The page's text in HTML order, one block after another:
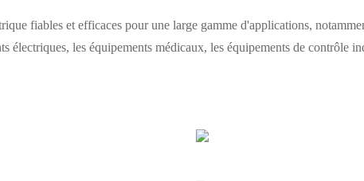
fiables et efficaces pour une large gamme d'applications,
électriques, les équipements médicaux, les équipements de contrôle